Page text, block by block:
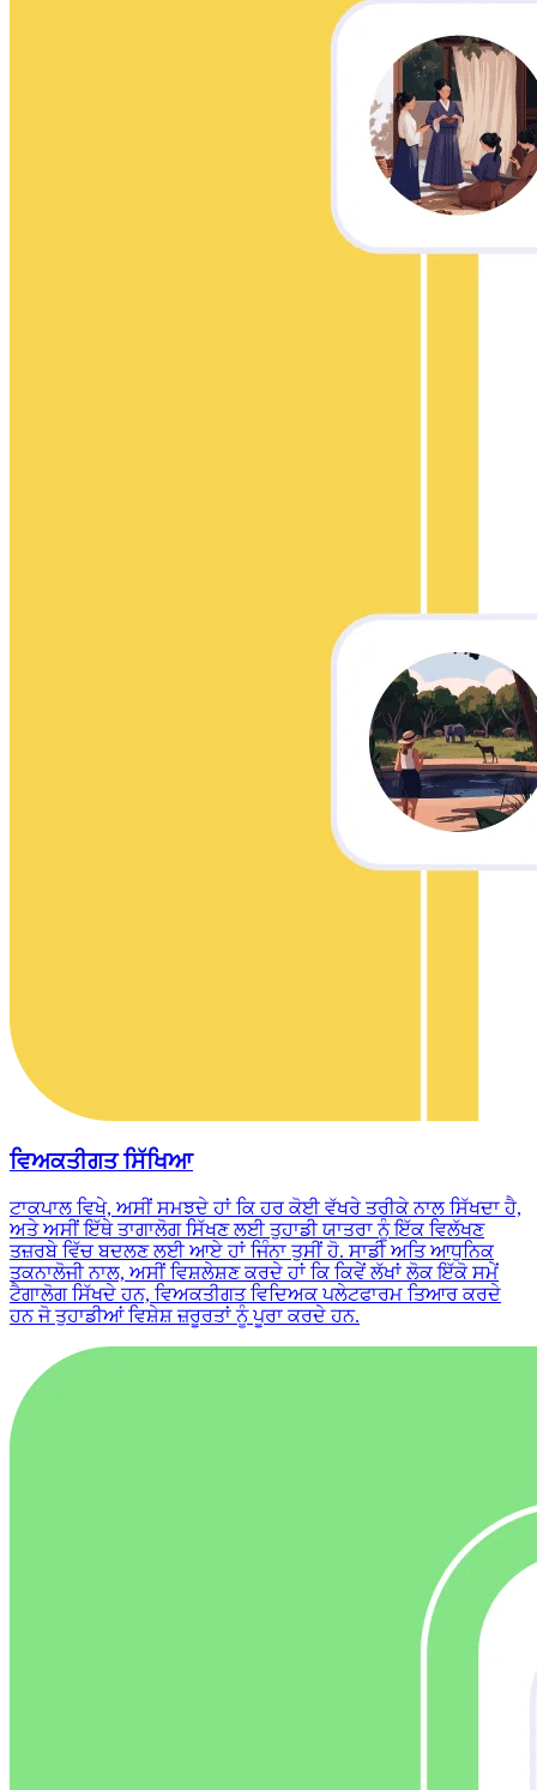
ਵਿਅਕਤੀਗਤ ਸਿੱਖਿਆ
ਟਾਕਪਾਲ ਵਿਖੇ, ਅਸੀਂ ਸਮਝਦੇ ਹਾਂ ਕਿ ਹਰ ਕੋਈ ਵੱਖਰੇ ਤਰੀਕੇ ਨਾਲ ਸਿੱਖਦਾ ਹੈ,
ਅਤੇ ਅਸੀਂ ਇੱਥੇ ਤਾਗਾਲੋਗ ਸਿੱਖਣ ਲਈ ਤੁਹਾਡੀ ਯਾਤਰਾ ਨੂੰ ਇੱਕ ਵਿਲੱਖਣ
ਤਜ਼ਰਬੇ ਵਿੱਚ ਬਦਲਣ ਲਈ ਆਏ ਹਾਂ ਜਿੰਨਾ ਤੁਸੀਂ ਹੋ. ਸਾਡੀ ਅਤਿ ਆਧੁਨਿਕ
ਤਕਨਾਲੋਜੀ ਨਾਲ, ਅਸੀਂ ਵਿਸ਼ਲੇਸ਼ਣ ਕਰਦੇ ਹਾਂ ਕਿ ਕਿਵੇਂ ਲੱਖਾਂ ਲੋਕ ਇੱਕੋ ਸਮੇਂ
ਟੈਗਾਲੋਗ ਸਿੱਖਦੇ ਹਨ, ਵਿਅਕਤੀਗਤ ਵਿਦਿਅਕ ਪਲੇਟਫਾਰਮ ਤਿਆਰ ਕਰਦੇ
ਹਨ ਜੋ ਤੁਹਾਡੀਆਂ ਵਿਸ਼ੇਸ਼ ਜ਼ਰੂਰਤਾਂ ਨੂੰ ਪੂਰਾ ਕਰਦੇ ਹਨ.